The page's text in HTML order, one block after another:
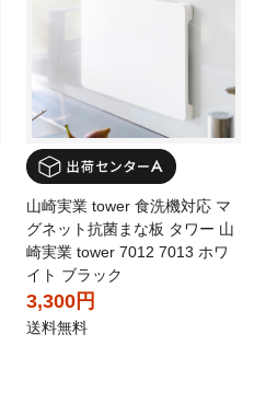
山崎実業 tower 食洗機対応 マ
グネット抗菌まな板 タワー 山
崎実業 tower 7012 7013 ホワ
イト ブラック
3,300円
送料無料